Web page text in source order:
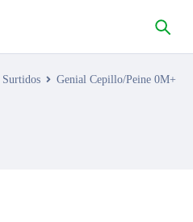
Surtidos
Genial Cepillo/Peine 0M+